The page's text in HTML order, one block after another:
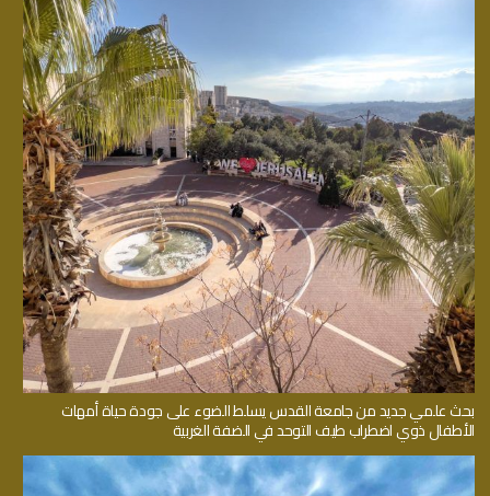
بحث علمي جديد من جامعة القدس يسلط الضوء على جودة حياة أمهات
الأطفال ذوي اضطراب طيف التوحد في الضفة الغربية